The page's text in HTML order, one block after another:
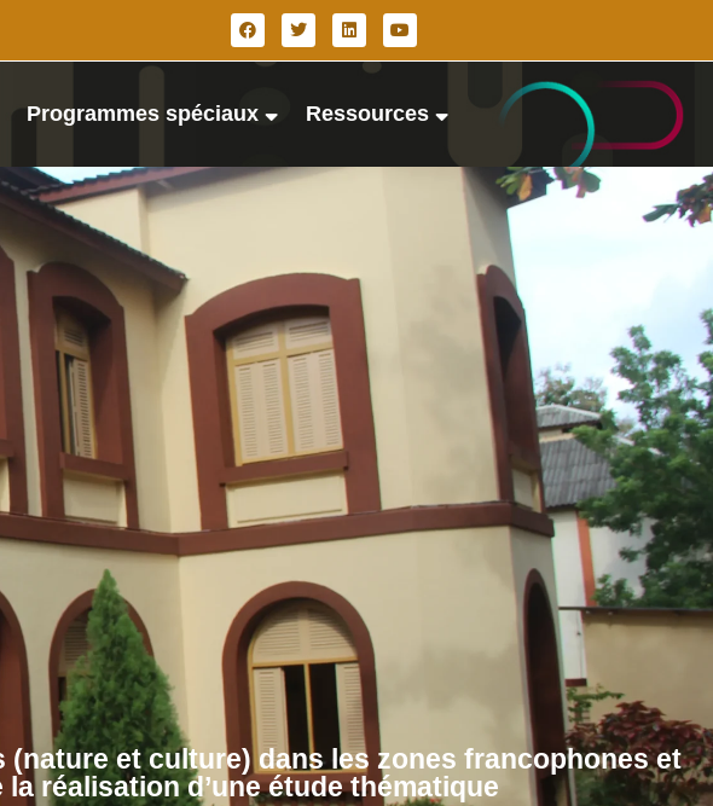
Programmes spéciaux Ressources
et culture) dans les zones francophones et
réalisation d’une étude thématique